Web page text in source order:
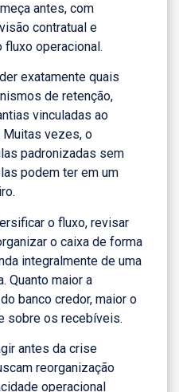
antes, com
contratual e
fluxo operacional.
exatamente quais
de retenção,
vinculadas ao
Muitas vezes, o
padronizadas sem
podem ter em um
o fluxo, revisar
o caixa de forma
integralmente de uma
Quanto maior a
banco credor, maior o
sobre os recebíveis.
antes da crise
reorganização
operacional